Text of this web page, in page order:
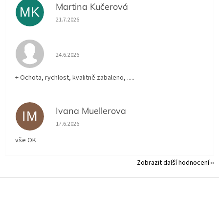
MK Martina Kučerová
Hodnocení obchodu je 5 z 5 hvězdiček.
21.7.2026
Hodnocení obchodu je 5 z 5 hvězdiček.
24.6.2026
+ Ochota, rychlost, kvalitně zabaleno, .....
IM Ivana Muellerova
Hodnocení obchodu je 5 z 5 hvězdiček.
17.6.2026
vše OK
Zobrazit další hodnocení
Z